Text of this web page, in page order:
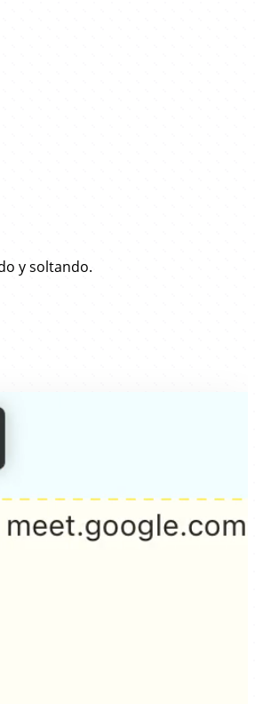
y soltando.